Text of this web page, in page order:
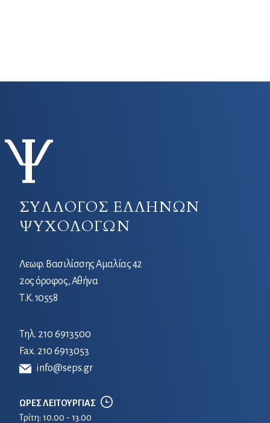
ΣΥΛΛΟΓΟΣ ΕΛΛΗΝΩΝ
ΨΥΧΟΛΟΓΩΝ
Λεωφ. Βασιλίσσης Αμαλίας 42
2ος όροφος, Αθήνα
Τ.Κ. 10558
Τηλ. 210 6913500
Fax. 210 6913053
info@seps.gr
ΩΡΕΣ ΛΕΙΤΟΥΡΓΙΑΣ
Τρίτη: 10.00 - 13.00